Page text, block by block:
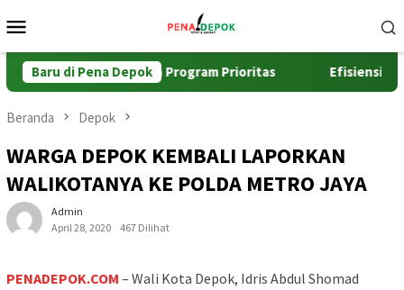
ke
Mobile
Baru di Pena Depok
Kinerja dan Program Prioritas Efisiensikan
Beranda Depok
WARGA DEPOK KEMBALI LAPORKAN
WALIKOTANYA KE POLDA METRO JAYA
Admin
April 28, 2020
467 Dilihat
PENADEPOK.COM – Wali Kota Depok, Idris Abdul Shomad